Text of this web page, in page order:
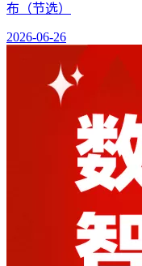
布（节选）
2026-06-26